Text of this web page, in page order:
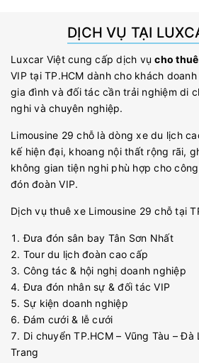
DỊCH VỤ TẠI
Luxcar Việt cung cấp dịch vụcho
VIP tại TP.HCM dành cho khách
gia đình và đối tác cần trải nghiệm di
nghi và chuyên nghiệp.
Limousine 29 chỗ là dòng xe du lịch
kế hiện đại, khoang nội thất rộng rãi,
không gian tiện nghi phù hợp cho
đón đoàn VIP.
Dịch vụ thuê xe Limousine 29 chỗ tại
Đưa đón sân bay Tân Sơn Nhất
Tour du lịch đoàn cao cấp
Công tác & hội nghị doanh nghiệp
Đưa đón nhân sự & đối tác VIP
Sự kiện doanh nghiệp
Đám cưới & lễ cưới
Di chuyển TP.HCM – Vũng Tàu – Đà
Trang